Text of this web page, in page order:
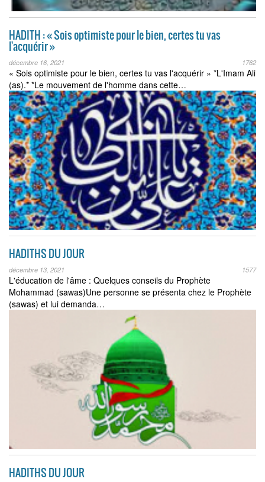
HADITH : « Sois optimiste pour le bien, certes tu vas
l'acquérir »
décembre 16, 2021 1762
« Sois optimiste pour le bien, certes tu vas l'acquérir » *L'Imam Ali
(as).* *Le mouvement de l'homme dans cette…
HADITHS DU JOUR
décembre 13, 2021 1577
L'éducation de l'âme : Quelques conseils du Prophète
Mohammad (sawas)Une personne se présenta chez le Prophète
(sawas) et lui demanda…
HADITHS DU JOUR